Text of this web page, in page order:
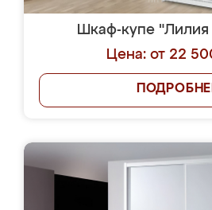
Шкаф-купе "Лилия
Цена: от 22